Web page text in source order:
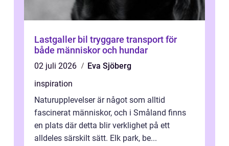
Lastgaller bil tryggare transport för
både människor och hundar
02 juli 2026
Eva Sjöberg
inspiration
Naturupplevelser är något som alltid
fascinerat människor, och i Småland finns
en plats där detta blir verklighet på ett
alldeles särskilt sätt. Elk park, be...